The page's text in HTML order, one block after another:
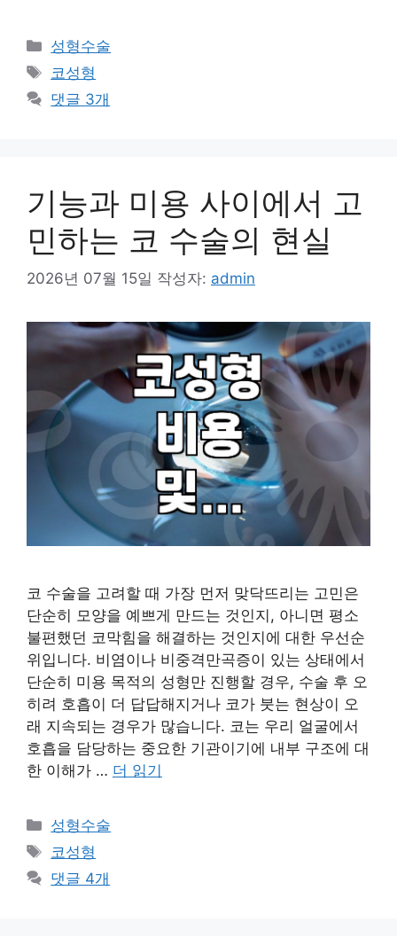
카
테
리
성형수술
태
그
코성형
댓글 3개
기능과 미용 사이에서 고
민하는 코 수술의 현실
2026년 07월 15일 작성자: admin
코 수술을 고려할 때 가장 먼저 맞닥뜨리는 고민은
단순히 모양을 예쁘게 만드는 것인지, 아니면 평소
불편했던 코막힘을 해결하는 것인지에 대한 우선순
위입니다. 비염이나 비중격만곡증이 있는 상태에서
단순히 미용 목적의 성형만 진행할 경우, 수술 후 오
히려 호흡이 더 답답해지거나 코가 붓는 현상이 오
래 지속되는 경우가 많습니다. 코는 우리 얼굴에서
호흡을 담당하는 중요한 기관이기에 내부 구조에 대
한 이해가 … 더 읽기
카
테
리
성형수술
태
그
코성형
댓글 4개